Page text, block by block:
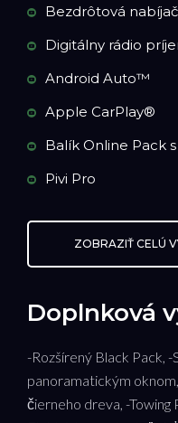
Bezdrôtová
Digitálny rádio
Android Auto™
Apple CarPlay®
Balík Online Pack
Pivi Pro
ZOBRAZIŤ CELÚ
Doplnková
-Rozšírený Black Pack,
panoramatickým
čierneho dreva, -Towing